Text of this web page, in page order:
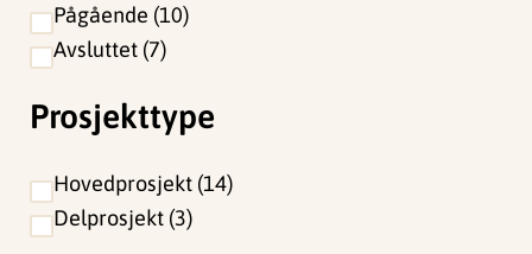
Pågående 10
Avsluttet 7
Prosjekttype
Hovedprosjekt 14
Delprosjekt 3